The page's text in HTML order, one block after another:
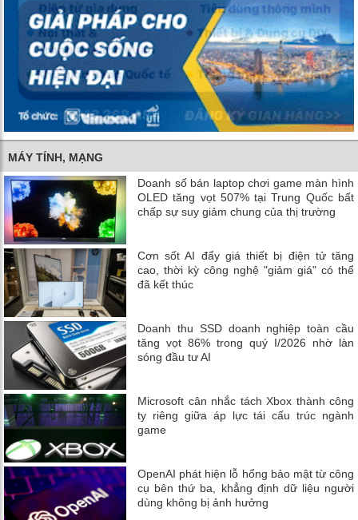
MÁY TÍNH, MẠNG
Doanh số bán laptop chơi game màn hình
OLED tăng vọt 507% tại Trung Quốc bất
chấp sự suy giảm chung của thị trường
Cơn sốt AI đẩy giá thiết bị điện tử tăng
cao, thời kỳ công nghệ "giảm giá" có thể
đã kết thúc
Doanh thu SSD doanh nghiệp toàn cầu
tăng vọt 86% trong quý I/2026 nhờ làn
sóng đầu tư AI
Microsoft cân nhắc tách Xbox thành công
ty riêng giữa áp lực tái cấu trúc ngành
game
OpenAI phát hiện lỗ hổng bảo mật từ công
cụ bên thứ ba, khẳng định dữ liệu người
dùng không bị ảnh hưởng